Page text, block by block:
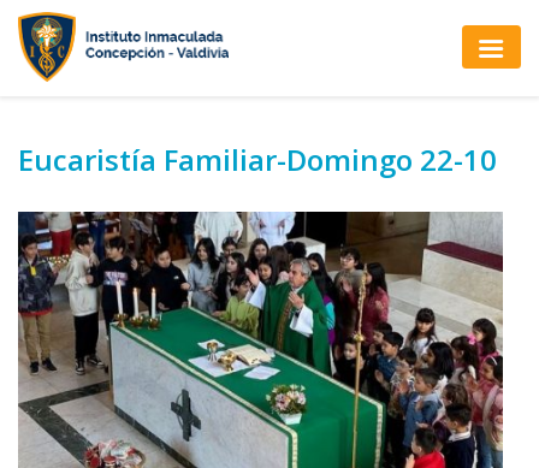
Eucaristía Familiar-Domingo 22-10